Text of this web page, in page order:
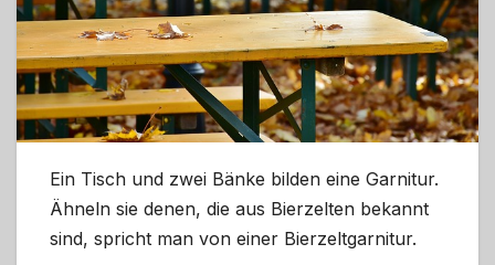
Ein Tisch und zwei Bänke bilden eine Garnitur.
Ähneln sie denen, die aus Bierzelten bekannt
sind, spricht man von einer Bierzeltgarnitur.